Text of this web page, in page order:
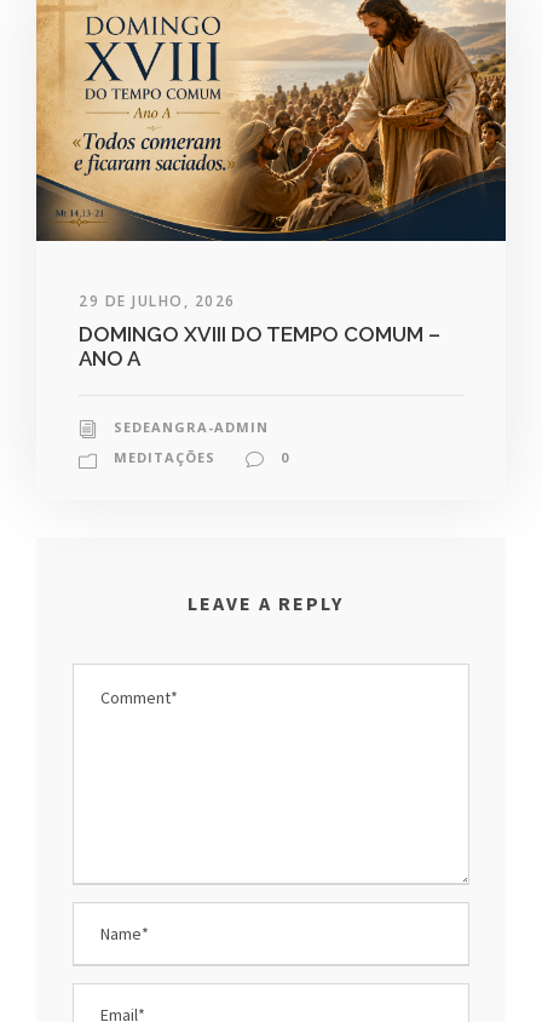
29 DE JULHO, 2026
DOMINGO XVIII DO TEMPO COMUM –
ANO A
SEDEANGRA-ADMIN
MEDITAÇÕES
0
LEAVE A REPLY